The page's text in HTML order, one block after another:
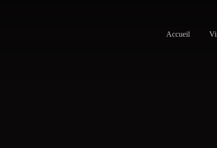
Accueil